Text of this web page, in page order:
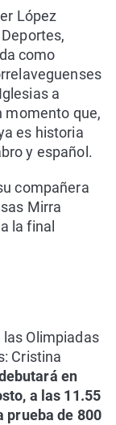
López
como
a
momento que,
es historia
y español.
compañera
Mirra
la final
Olimpiadas
Cristina
en
a las 11.55
prueba de 800